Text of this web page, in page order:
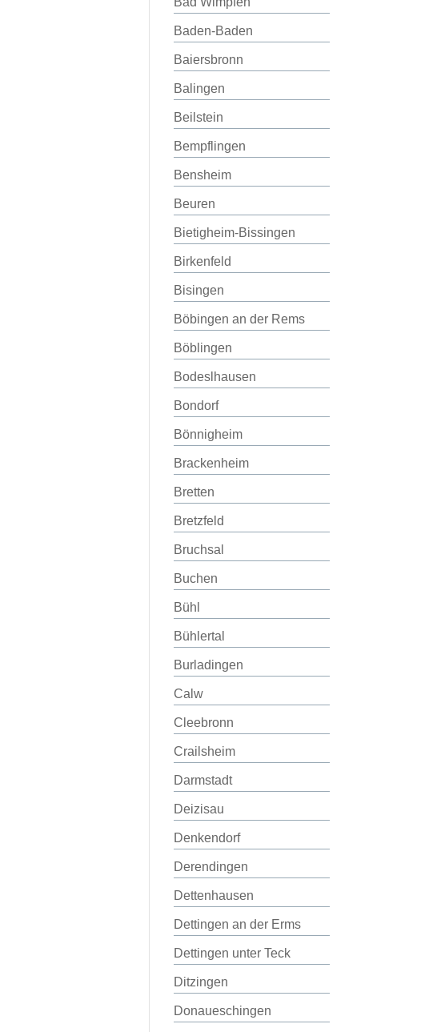
Baden-Baden
Baiersbronn
Balingen
Beilstein
Bempflingen
Bensheim
Beuren
Bietigheim-Bissingen
Birkenfeld
Bisingen
Böbingen an der Rems
Böblingen
Bodeslhausen
Bondorf
Bönnigheim
Brackenheim
Bretten
Bretzfeld
Bruchsal
Buchen
Bühl
Bühlertal
Burladingen
Calw
Cleebronn
Crailsheim
Darmstadt
Deizisau
Denkendorf
Derendingen
Dettenhausen
Dettingen an der Erms
Dettingen unter Teck
Ditzingen
Donaueschingen